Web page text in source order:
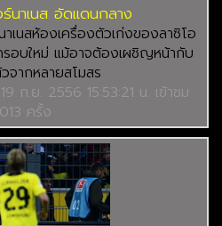
ร์นาเนส อัดแดนกลาง
เนสห้องเครื่องตัวเก่งของลาซิโอ
รอบใหม่ แม้อาจต้องเผชิญหน้ากับ
จากหลายสโมสร
ก.ย. 2556 15:53:21 น. เข้าชม
ครั้ง